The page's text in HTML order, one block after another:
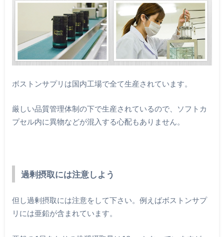
ボストンサプリは国内工場で全て生産されています。
厳しい品質管理体制の下で生産されているので、ソフトカ
プセル内に異物などが混入する心配もありません。
過剰摂取には注意しよう
但し過剰摂取には注意をして下さい。例えばボストンサプ
リには亜鉛が含まれています。